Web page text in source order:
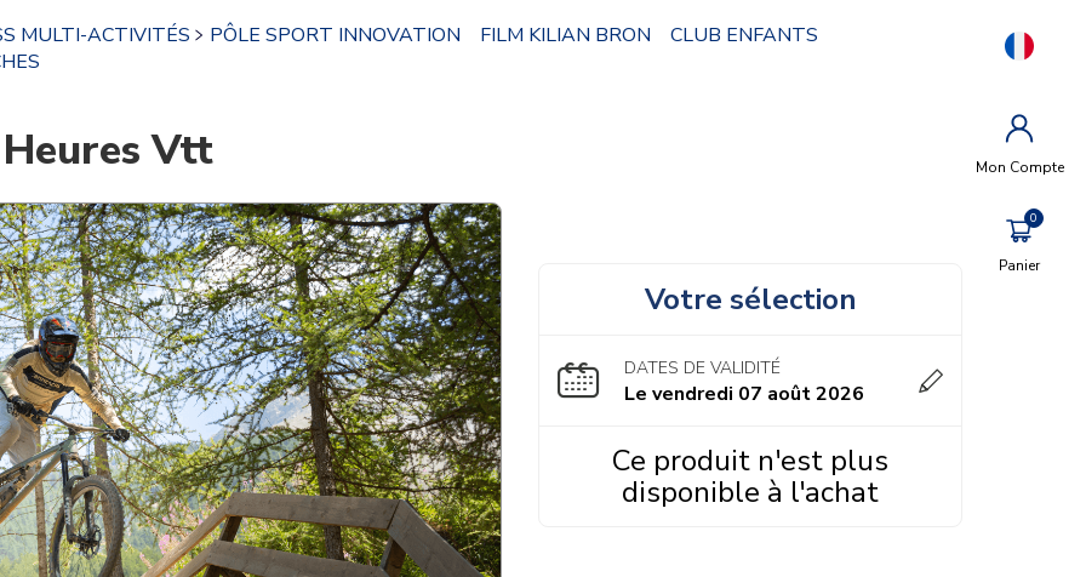
MULTI-ACTIVITÉS PÔLE SPORT INNOVATION FILM KILIAN BRON
CLUB ENFANTS
Mon Compte
Panier
Vtt
Votre sélection
DATES DE VALIDITÉ
Le vendredi 07 août 2026
Ce produit n'est plus
disponible à l'achat